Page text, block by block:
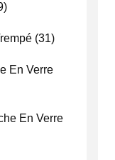
(31)
En Verre
En Verre